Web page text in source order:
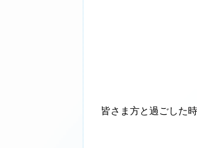
皆さま方と過ごした